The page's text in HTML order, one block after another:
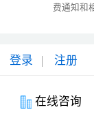
费通知和
登录 注册
在线咨询